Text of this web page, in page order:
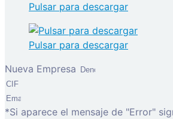
Pulsar para descargar
Pulsar para descargar
Nueva Empresa
*Si aparece el mensaje de "Error"